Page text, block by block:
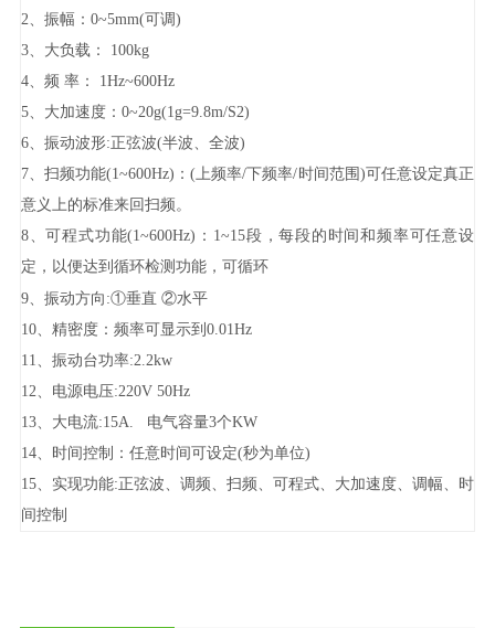
2、振幅：0~5mm(可调)
3、大负载： 100kg
4、频 率： 1Hz~600Hz
5、大加速度：0~20g(1g=9.8m/S2)
6、振动波形:正弦波(半波、全波)
7、扫频功能(1~600Hz)：(上频率/下频率/时间范围)可任意设定真正
意义上的标准来回扫频。
8、可程式功能(1~600Hz)：1~15段，每段的时间和频率可任意设
定，以便达到循环检测功能，可循环
9、振动方向:①垂直 ②水平
10、精密度：频率可显示到0.01Hz
11、振动台功率:2.2kw
12、电源电压:220V 50Hz
13、大电流:15A. 电气容量3个KW
14、时间控制：任意时间可设定(秒为单位)
15、实现功能:正弦波、调频、扫频、可程式、大加速度、调幅、时
间控制